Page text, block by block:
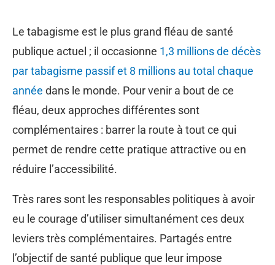
Le tabagisme est le plus grand fléau de santé
publique actuel ; il occasionne 1,3 millions de décès
par tabagisme passif et 8 millions au total chaque
année dans le monde. Pour venir a bout de ce
fléau, deux approches différentes sont
complémentaires : barrer la route à tout ce qui
permet de rendre cette pratique attractive ou en
réduire l’accessibilité.
Très rares sont les responsables politiques à avoir
eu le courage d’utiliser simultanément ces deux
leviers très complémentaires. Partagés entre
l’objectif de santé publique que leur impose